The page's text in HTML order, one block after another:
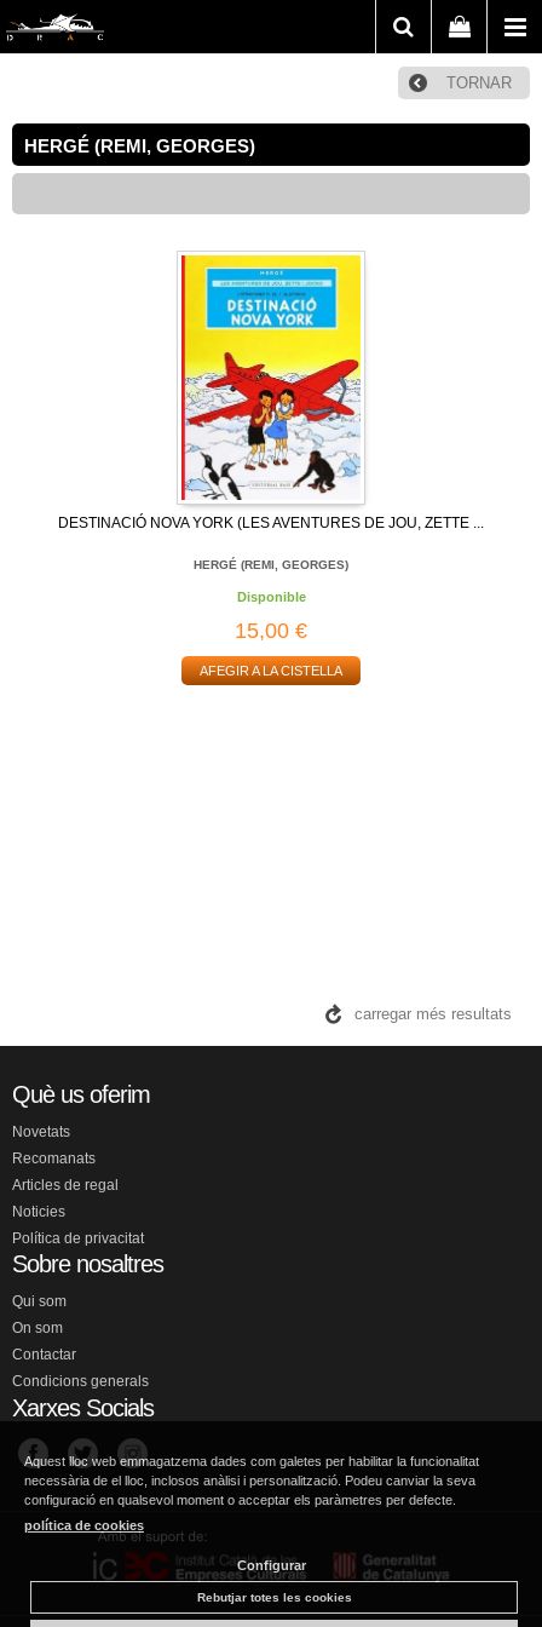
TORNAR
HERGÉ (REMI, GEORGES)
DESTINACIÓ NOVA YORK (LES AVENTURES DE JOU, ZETTE ...
HERGÉ (REMI, GEORGES)
Disponible
15,00 €
AFEGIR A LA CISTELLA
carregar més resultats
Què us oferim
Novetats
Recomanats
Articles de regal
Noticies
Política de privacitat
Sobre nosaltres
Qui som
On som
Contactar
Condicions generals
Xarxes Socials
Aquest lloc web emmagatzema dades com galetes per habilitar la funcionalitat
necessària de el lloc, inclosos anàlisi i personalització. Podeu canviar la seva
configuració en qualsevol moment o acceptar els paràmetres per defecte.
política de cookies
Configurar
Rebutjar totes les cookies